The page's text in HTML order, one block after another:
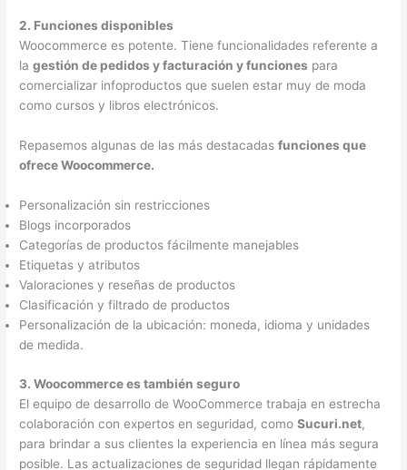
2. Funciones disponibles
Woocommerce es potente. Tiene funcionalidades referente a
lagestión de pedidos y facturación y funciones para
comercializar infoproductos que suelen estar muy de moda
como cursos y libros electrónicos.
Repasemos algunas de las más destacadasfunciones que
ofrece Woocommerce.
Personalización sin restricciones
Blogs incorporados
Categorías de productos fácilmente manejables
Etiquetas y atributos
Valoraciones y reseñas de productos
Clasificación y filtrado de productos
Personalización de la ubicación: moneda, idioma y unidades
de medida.
3. Woocommerce es también seguro
El equipo de desarrollo de WooCommerce trabaja en estrecha
colaboración con expertos en seguridad, comoSucuri.net,
para brindar a sus clientes la experiencia en línea más segura
posible. Las actualizaciones de seguridad llegan rápidamente